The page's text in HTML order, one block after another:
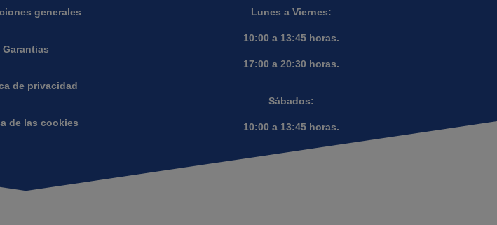
generales
Garantias
de privacidad
de las cookies
Lunes a Viernes:
10:00 a 13:45 horas.
17:00 a 20:30 horas.
Sábados:
10:00 a 13:45 horas.